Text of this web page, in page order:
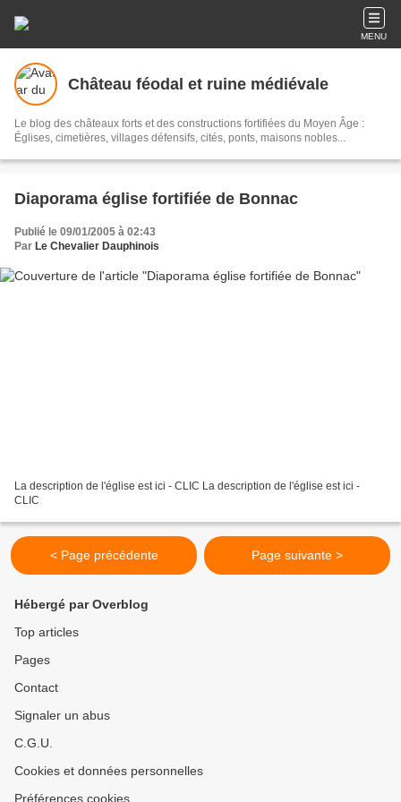
MENU
Château féodal et ruine médiévale
Le blog des châteaux forts et des constructions fortifiées du Moyen Âge :
Églises, cimetières, villages défensifs, cités, ponts, maisons nobles...
Diaporama église fortifiée de Bonnac
Publié le 09/01/2005 à 02:43
Par Le Chevalier Dauphinois
La description de l'église est ici - CLIC La description de l'église est ici -
CLIC
< Page précédente Page suivante >
Hébergé par Overblog
Top articles
Pages
Contact
Signaler un abus
C.G.U.
Cookies et données personnelles
Préférences cookies